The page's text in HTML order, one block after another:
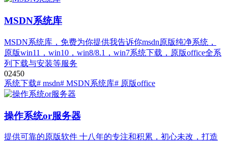
MSDN系统库
MSDN系统库，免费为你提供我告诉你msdn原版纯净系统，
原版win11，win10，win8/8.1，win7系统下载，原版office全系
列下载与安装等服务
02450
系统下载# msdn# MSDN系统库# 原版office
操作系统or服务器
提供可靠的原版软件 十八年的专注和积累，初心未改，打造